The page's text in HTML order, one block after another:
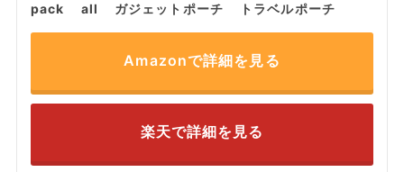
pack all ガジェットポーチ トラベルポーチ
Amazonで詳細を見る
楽天で詳細を見る